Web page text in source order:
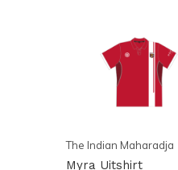
The Indian Maharadja
Myra Uitshirt